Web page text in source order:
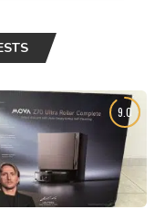
9.0